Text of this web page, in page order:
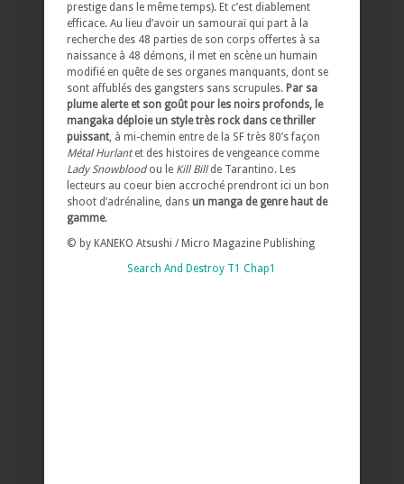
prestige dans le même temps). Et c’est diablement
efficace. Au lieu d’avoir un samouraï qui part à la
recherche des 48 parties de son corps offertes à sa
naissance à 48 démons, il met en scène un humain
modifié en quête de ses organes manquants, dont se
sont affublés des gangsters sans scrupules. Par sa
plume alerte et son goût pour les noirs profonds, le
mangaka déploie un style très rock dans ce thriller
puissant, à mi-chemin entre de la SF très 80’s façon
Métal Hurlantet des histoires de vengeance comme
Lady Snowbloodou le Kill Billde Tarantino. Les
lecteurs au coeur bien accroché prendront ici un bon
shoot d’adrénaline, dans un manga de genre haut de
gamme.
© by KANEKO Atsushi / Micro Magazine Publishing
Search And Destroy T1 Chap1